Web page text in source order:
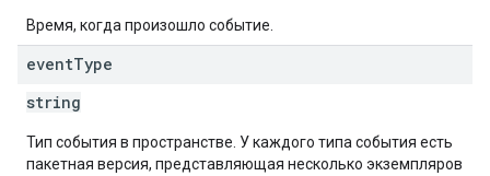
Время, когда произошло событие.
eventType
string
Тип события в пространстве. У каждого типа события есть
пакетная версия, представляющая несколько экземпляров